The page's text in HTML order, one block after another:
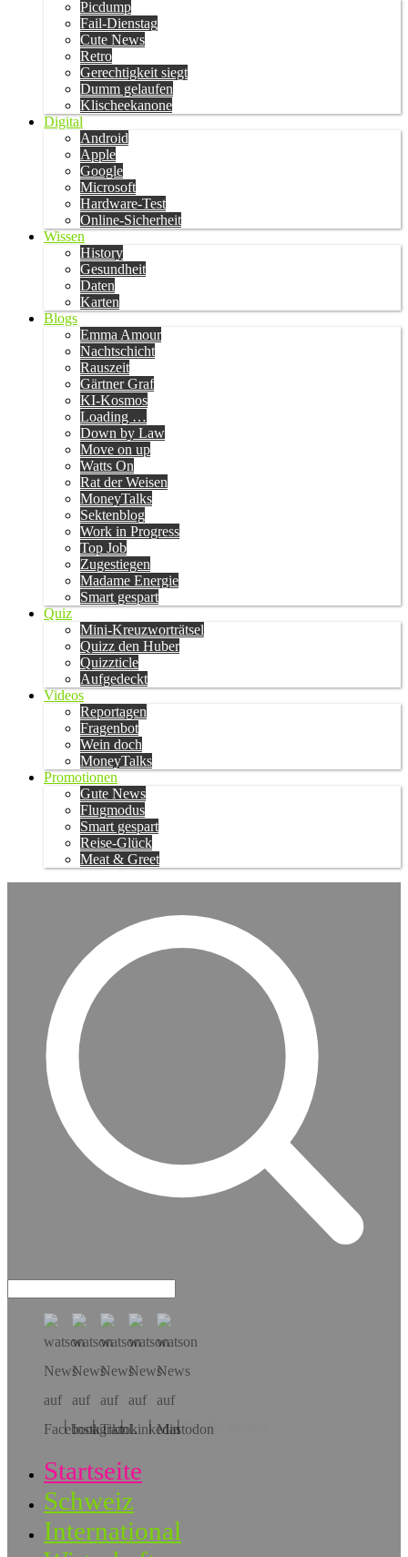
Picdump
Fail-Dienstag
Cute News
Retro
Gerechtigkeit siegt
Dumm gelaufen
Klischeekanone
Digital
Android
Apple
Google
Microsoft
Hardware-Test
Online-Sicherheit
Wissen
History
Gesundheit
Daten
Karten
Blogs
Emma Amour
Nachtschicht
Rauszeit
Gärtner Graf
KI-Kosmos
Loading …
Down by Law
Move on up
Watts On
Rat der Weisen
MoneyTalks
Sektenblog
Work in Progress
Top Job
Zugestiegen
Madame Energie
Smart gespart
Quiz
Mini-Kreuzworträtsel
Quizz den Huber
Quizzticle
Aufgedeckt
Videos
Reportagen
Fragenbot
Wein doch
MoneyTalks
Promotionen
Gute News
Flugmodus
Smart gespart
Reise-Glück
Meat & Greet
Hol dir die App!
Startseite
Schweiz
International